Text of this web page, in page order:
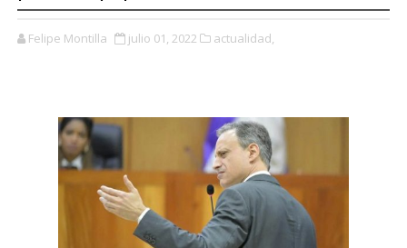
Felipe Montilla julio 01, 2022 actualidad,